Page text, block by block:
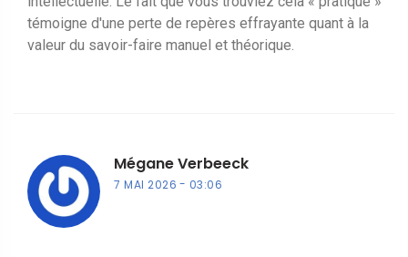
témoigne d'une perte de repères effrayante quant à la
valeur du savoir-faire manuel et théorique.
Mégane Verbeeck
7 MAI 2026 03:06